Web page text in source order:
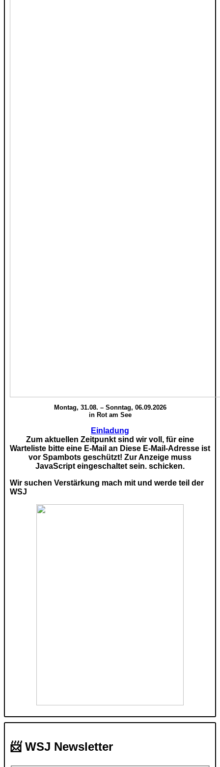
Montag, 31.08. – Sonntag, 06.09.2026
in Rot am See
Einladung
Zum aktuellen Zeitpunkt sind wir voll, für eine
Warteliste bitte eine E-Mail an Diese E-Mail-Adresse ist
vor Spambots geschützt! Zur Anzeige muss
JavaScript eingeschaltet sein. schicken.
Wir suchen Verstärkung mach mit und werde teil der
WSJ
📨 WSJ Newsletter